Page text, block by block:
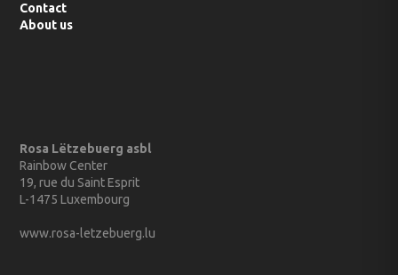
Contact
About us
Rosa Lëtzebuerg asbl
Rainbow Center
19, rue du Saint Esprit
L-1475 Luxembourg
www.rosa-letzebuerg.lu